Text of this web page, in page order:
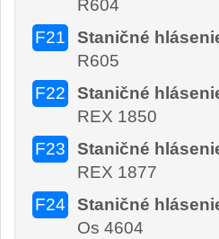
R604
F21
Staničné
R605
F22
Staničné
REX 1850
F23
Staničné
REX 1877
F24
Staničné
Os 4604